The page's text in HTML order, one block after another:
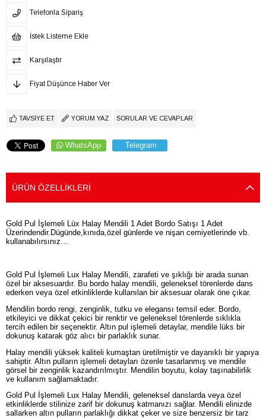
Telefonla Sipariş
İstek Listeme Ekle
Karşılaştır
Fiyat Düşünce Haber Ver
TAVSIYE ET YORUM YAZ SORULAR VE CEVAPLAR
WhatsApp Telegram
ÜRÜN ÖZELLIKLERI
Gold Pul İşlemeli Lüx Halay Mendili 1 Adet Bordo Satışı 1 Adet
Üzerindendir.Dügünde,kınıda,özel günlerde ve nişan cemiyetlerinde vb.
kullanabılırsınız…
Gold Pul İşlemeli Lux Halay Mendili, zarafeti ve şıklığı bir arada sunan
özel bir aksesuardır. Bu bordo halay mendili, geleneksel törenlerde dans
ederken veya özel etkinliklerde kullanılan bir aksesuar olarak öne çıkar.
Mendilin bordo rengi, zenginlik, tutku ve elegansı temsil eder. Bordo,
etkileyici ve dikkat çekici bir renktir ve geleneksel törenlerde sıklıkla
tercih edilen bir seçenektir. Altın pul işlemeli detaylar, mendile lüks bir
dokunuş katarak göz alıcı bir parlaklık sunar.
Halay mendili yüksek kaliteli kumaştan üretilmiştir ve dayanıklı bir yapıya
sahiptir. Altın pulların işlemeli detayları özenle tasarlanmış ve mendile
görsel bir zenginlik kazandırılmıştır. Mendilin boyutu, kolay taşınabilirlik
ve kullanım sağlamaktadır.
Gold Pul İşlemeli Lux Halay Mendili, geleneksel danslarda veya özel
etkinliklerde stilinize zarif bir dokunuş katmanızı sağlar. Mendili elinizde
sallarken altın pulların parlaklığı dikkat çeker ve size benzersiz bir tarz